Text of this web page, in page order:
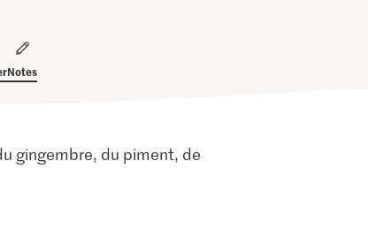
Notes
gingembre, du piment, de